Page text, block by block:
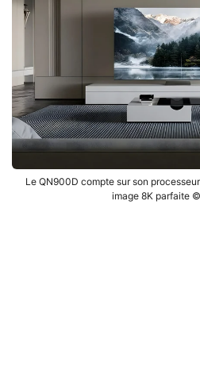
Le QN900D compte sur son
image 8K parfaite